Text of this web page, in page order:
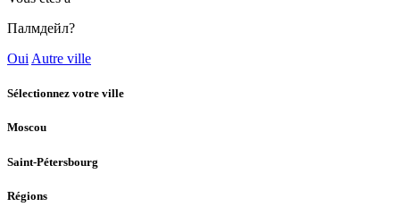
Палмдейл?
Oui Autre ville
Sélectionnez votre ville
Moscou
Saint-Pétersbourg
Régions